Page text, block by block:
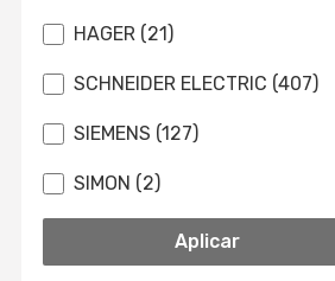
HAGER (21)
SCHNEIDER ELECTRIC (407)
SIEMENS (127)
SIMON (2)
Aplicar